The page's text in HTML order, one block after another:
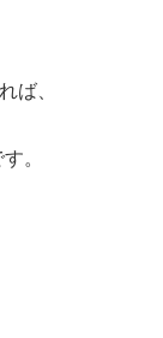
ば、
。